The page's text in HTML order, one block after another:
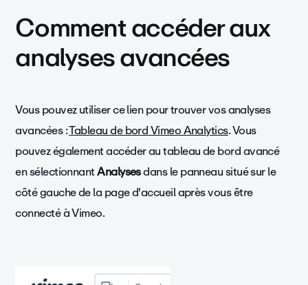
Comment accéder aux
analyses avancées
Vous pouvez utiliser ce lien pour trouver vos analyses
avancées :Tableau de bord Vimeo Analytics.Vous
pouvez également accéder au tableau de bord avancé
en sélectionnantAnalysesdans le panneau situé sur le
côté gauche de la page d'accueil après vous être
connecté à Vimeo.